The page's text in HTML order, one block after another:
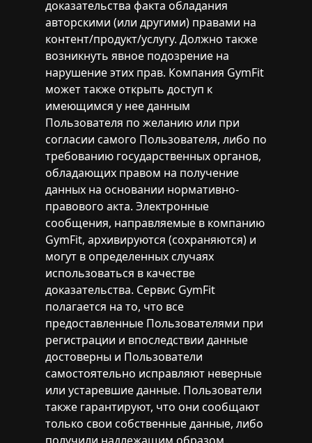
доказательства факта обладания
авторскими (или другими) правами на
контент/продукт/услугу. Должно также
возникнуть явное подозрение на
нарушение этих прав. Компания GymFit
может также открыть доступ к
имеющимся у нее данным
Пользователя по желанию или при
согласии самого Пользователя, либо по
требованию государственных органов,
обладающих правом на получение
данных на основании нормативно-
правового акта. Электронные
сообщения, направляемые в компанию
GymFit, архивируются (сохраняются) и
могут в определенных случаях
использоваться в качестве
доказательства. Сервис GymFit
полагается на то, что все
предоставленные Пользователями при
регистрации и впоследствии данные
достоверны и Пользователи
самостоятельно исправляют неверные
или устаревшие данные. Пользователи
также гарантируют, что они сообщают
только свои собственные данные, либо